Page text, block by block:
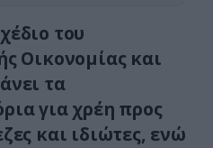
του
Οικονομίας και
τα
για χρέη προς
και ιδιώτες, ενώ